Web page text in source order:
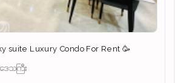
suite Luxury Condo For Rent 🥳
ေသကြီး